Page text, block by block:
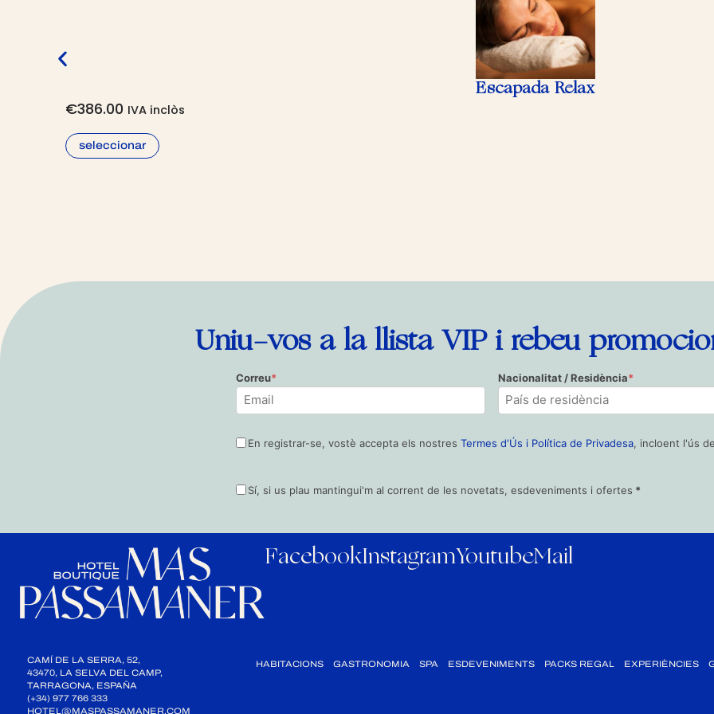
Escapada Relax
€386.00 IVA inclòs
seleccionar
Uniu-vos a la llista VIP i rebeu
Correu* Nacionalitat / Residència*
En registrar-se, vostè accepta els nostres Termes d'Ús i Política de Privadesa, incloent l'ús
Sí, si us plau mantingui'm al corrent de les novetats, esdeveniments i ofertes *
FacebookInstagramYoutubeMail
CAMÍ DE LA SERRA, 52,
43470, LA SELVA DEL CAMP,
TARRAGONA, ESPAÑA
(+34) 977 766 333
HOTEL@MASPASSAMANER.COM
HABITACIONS GASTRONOMIA SPA ESDEVENIMENTS PACKS REGAL EXPERIÈNCIES